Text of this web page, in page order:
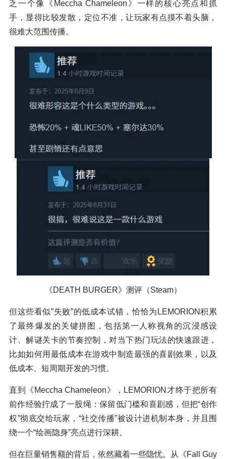
乏一个像《Meccha Chameleon》一样的核心亮点和抓
手，显得比较发散，定位不准，让玩家有点摸不着头脑，
很难大范围传播。
《DEATH BURGER》测评（Steam）
但这些看似”失败”的低成本试错，恰恰为LEMORION积累
了最终爆发的关键拼图，包括第一人称视角的沉浸感设
计、解谜关卡的节奏控制，对当下热门玩法的快速跟进，
比如如何用最低成本在游戏中制造最强的喜剧效果，以及
低成本、短周期开发的习惯。
直到《Meccha Chameleon》，LEMORION才终于把所有
前作经验拧成了一股绳：保留低门槛和喜剧感，但把“创作
权”彻底交给玩家，“社交传播”被设计进机制本身，并且围
绕一个“绘画隐身”亮点进行深耕。
但在巨量销售额的背后，依然藏着一些隐忧。从《Fall Guy